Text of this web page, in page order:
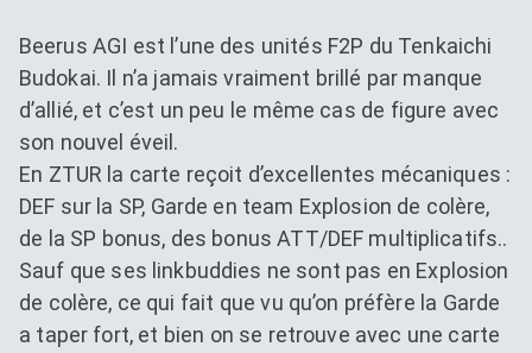
Beerus AGI est l’une des unités F2P du Tenkaichi
Budokai. Il n’a jamais vraiment brillé par manque
d’allié, et c’est un peu le même cas de figure avec
son nouvel éveil.
En ZTUR la carte reçoit d’excellentes mécaniques :
DEF sur la SP, Garde en team Explosion de colère,
de la SP bonus, des bonus ATT/DEF multiplicatifs..
Sauf que ses linkbuddies ne sont pas en Explosion
de colère, ce qui fait que vu qu’on préfère la Garde
a taper fort, et bien on se retrouve avec une carte